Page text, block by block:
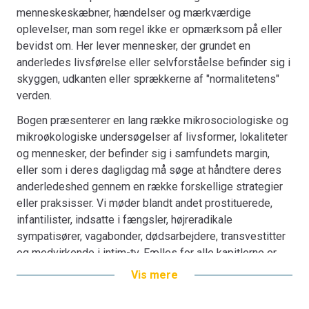
menneskeskæbner, hændelser og mærkværdige
oplevelser, man som regel ikke er opmærksom på eller
bevidst om. Her lever mennesker, der grundet en
anderledes livsførelse eller selvforståelse befinder sig i
skyggen, udkanten eller sprækkerne af "normalitetens"
verden.
Bogen præsenterer en lang række mikrosociologiske og
mikroøkologiske undersøgelser af livsformer, lokaliteter
og mennesker, der befinder sig i samfundets margin,
eller som i deres dagligdag må søge at håndtere deres
anderledeshed gennem en række forskellige strategier
eller praksisser. Vi møder blandt andet prostituerede,
infantilister, indsatte i fængsler, højreradikale
sympatisører, vagabonder, dødsarbejdere, transvestitter
og medvirkende i intim-tv. Fælles for alle kapitlerne er
deres fokus på identitet og interaktion og deres
Vis mere